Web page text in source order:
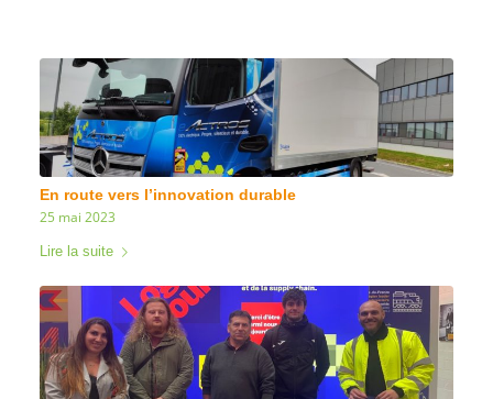
En route vers l’innovation durable
25 mai 2023
Lire la suite